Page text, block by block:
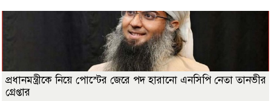
প্রধানমন্ত্রীকে নিয়ে পোস্টের জেরে পদ হারানো এনসিপি নেতা তানভীর
গ্রেপ্তার